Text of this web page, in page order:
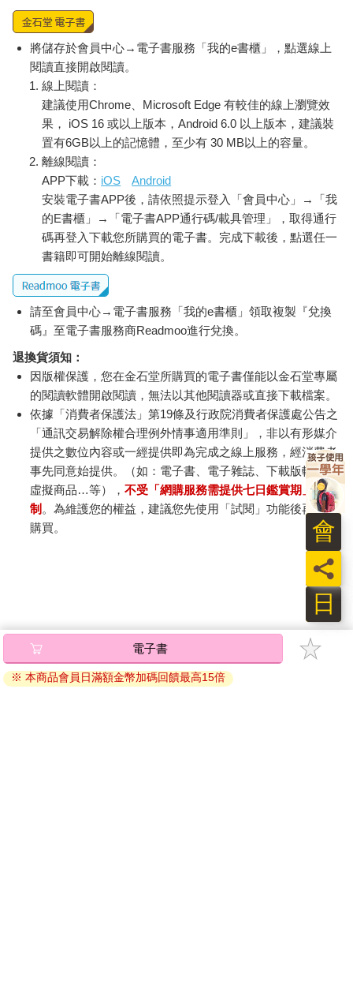
將儲存於會員中心→電子書服務「我的e書櫃」，點選線上
閱讀直接開啟閱讀。
線上閱讀：
建議使用Chrome、Microsoft Edge 有較佳的線上瀏覽效
果， iOS 16 或以上版本，Android 6.0 以上版本，建議裝
置有6GB以上的記憶體，至少有 30 MB以上的容量。
離線閱讀：
APP下載： iOS
Android
安裝電子書APP後，請依照提示登入「會員中心」→「我
的E書櫃」→「電子書APP通行碼/載具管理」，取得通行
碼再登入下載您所購買的電子書。完成下載後，點選任一
書籍即可開始離線閱讀。
請至會員中心→電子書服務「我的e書櫃」領取複製『兌換
碼』至電子書服務商Readmoo進行兌換。
退換貨須知：
因版權保護，您在金石堂所購買的電子書僅能以金石堂專屬
的閱讀軟體開啟閱讀，無法以其他閱讀器或直接下載檔案。
依據「消費者保護法」第19條及行政院消費者保護處公告之
「通訊交易解除權合理例外情事適用準則」，非以有形媒介
提供之數位內容或一經提供即為完成之線上服務，經消費者
事先同意始提供。（如：電子書、電子雜誌、下載版軟體、
虛擬商品…等），不受「網購服務需提供七日鑑賞期」的限
制 。為維護您的權益，建議您先使用「試閱」功能後再付款
購買。
電子書
※ 本商品會員日滿額金幣加碼回饋最高15倍
日
員
會